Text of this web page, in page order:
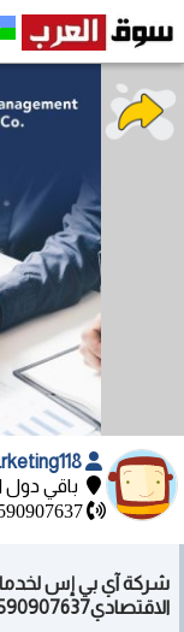
باقي دول
شركة آي بي إس
الاقتصادي0096590907637 - الكويت